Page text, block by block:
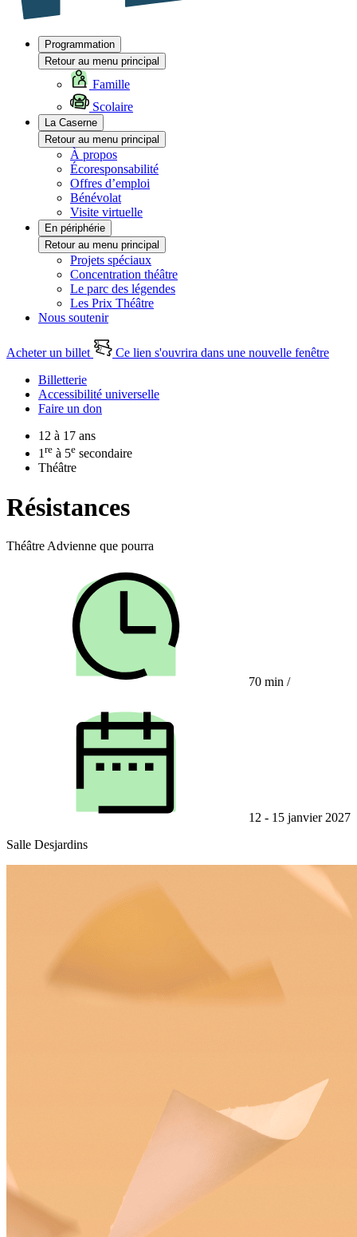
Programmation
Retour au menu principal
Famille
Scolaire
La Caserne
Retour au menu principal
À propos
Écoresponsabilité
Offres d’emploi
Bénévolat
Visite virtuelle
En périphérie
Retour au menu principal
Projets spéciaux
Concentration théâtre
Le parc des légendes
Les Prix Théâtre
Nous soutenir
Acheter un billet
Ce lien s'ouvrira dans une nouvelle fenêtre
Billetterie
Accessibilité universelle
Faire un don
12 à 17 ans
1 re à 5e secondaire
Théâtre
Résistances
Théâtre Advienne que pourra
70 min /
12 - 15 janvier 2027
Salle Desjardins